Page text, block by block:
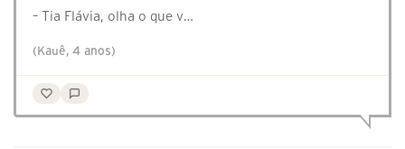
– Tia Flávia, olha o que v…
(Kauê, 4 anos)